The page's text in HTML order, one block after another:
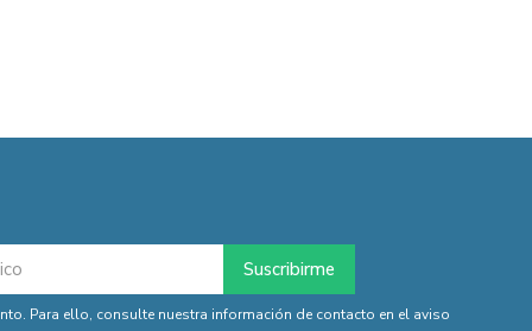
Para ello, consulte nuestra información de contacto en el aviso